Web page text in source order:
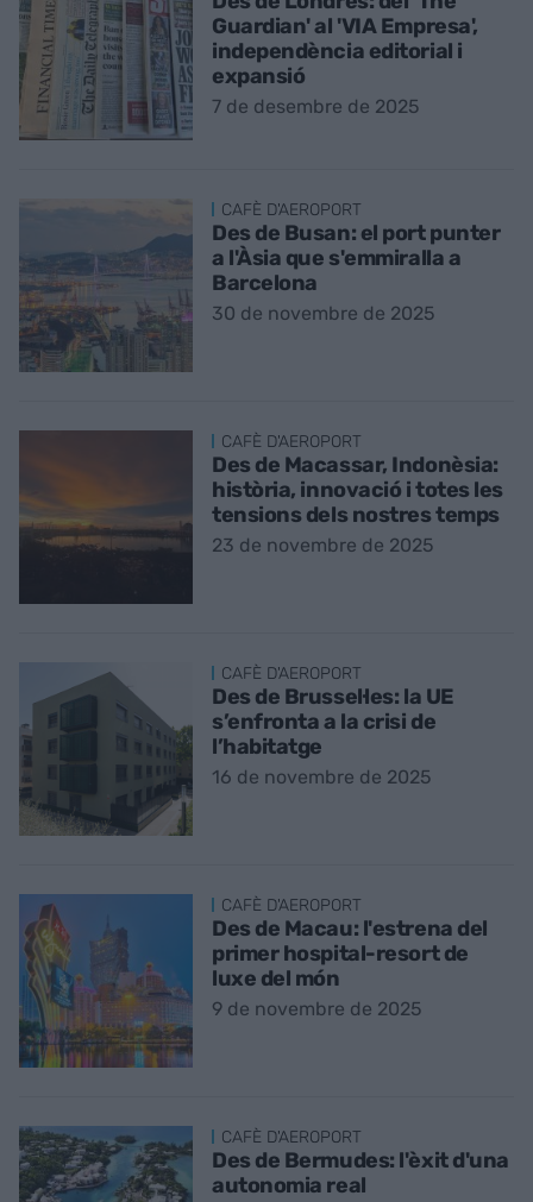
Guardian' al 'VIA Empresa',
independència editorial i
expansió
7 de desembre de 2025
CAFÈ D'AEROPORT
Des de Busan: el port punter
a l'Àsia que s'emmiralla a
Barcelona
30 de novembre de 2025
CAFÈ D'AEROPORT
Des de Macassar, Indonèsia:
història, innovació i totes les
tensions dels nostres temps
23 de novembre de 2025
CAFÈ D'AEROPORT
Des de Brussel·les: la UE
s’enfronta a la crisi de
l’habitatge
16 de novembre de 2025
CAFÈ D'AEROPORT
Des de Macau: l'estrena del
primer hospital-resort de
luxe del món
9 de novembre de 2025
CAFÈ D'AEROPORT
Des de Bermudes: l'èxit d'una
autonomia real